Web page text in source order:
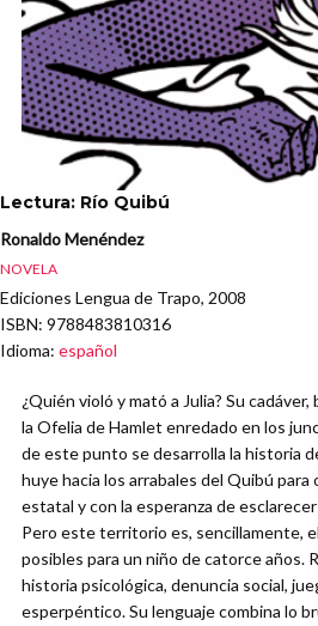
Lectura: Río Quibú
Ronaldo Menéndez
NOVELA
Ediciones Lengua de Trapo, 2008
ISBN: 9788483810316
Idioma: español
¿Quién violó y mató a Julia? Su
la Ofelia de Hamlet enredado en los
de este punto se desarrolla la historia
huye hacia los arrabales del Quibú para
estatal y con la esperanza de
Pero este territorio es, sencillamente,
posibles para un niño de catorce años.
historia psicológica, denuncia social,
esperpéntico. Su lenguaje combina lo